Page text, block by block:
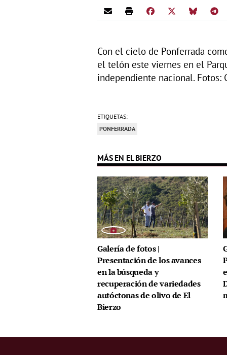
Con el cielo de Ponferrada
el telón este viernes en el
independiente nacional. Fotos:
ETIQUETAS:
PONFERRADA
MÁS EN EL BIERZO
Galería de fotos |
Presentación de los avances
en la búsqueda y
recuperación de variedades
autóctonas de olivo de El
Bierzo